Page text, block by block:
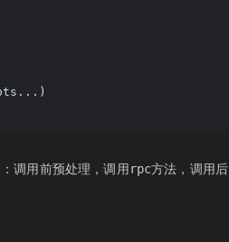
调用前预处理，调用rpc方法，调用后